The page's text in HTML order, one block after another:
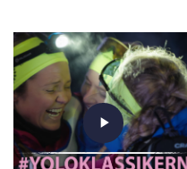
play_arrow